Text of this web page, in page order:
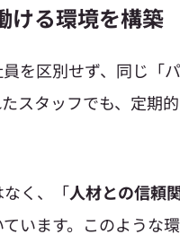
ける環境を構築
を区別せず、同じ「
スタッフでも、定期
く、「人材との信頼
います。このような